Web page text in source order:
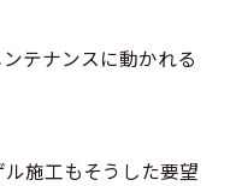
テナンスに動かれる
施工もそうした要望